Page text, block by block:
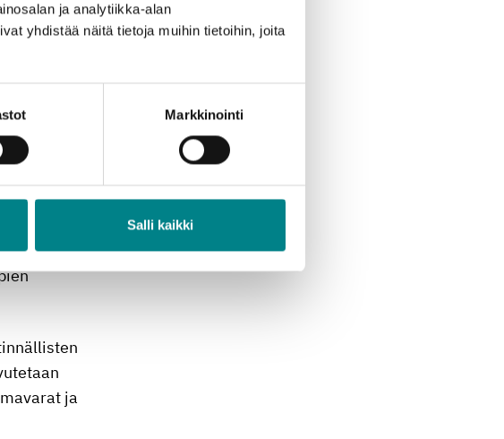
ja analytiikka-alan
yhdistää näitä tietoja muihin tietoihin, joita
Markkinointi
Salli kaikki
Se voi
ja
ja